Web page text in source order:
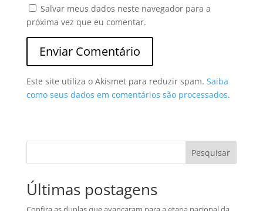
Salvar meus dados neste navegador para a
próxima vez que eu comentar.
Este site utiliza o Akismet para reduzir spam. Saiba
como seus dados em comentários são processados.
Pesquisar
Últimas postagens